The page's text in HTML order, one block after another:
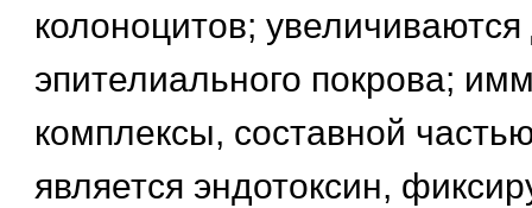
колоноцитов;
эпителиального покрова;
комплексы, составной
является эндотоксин,